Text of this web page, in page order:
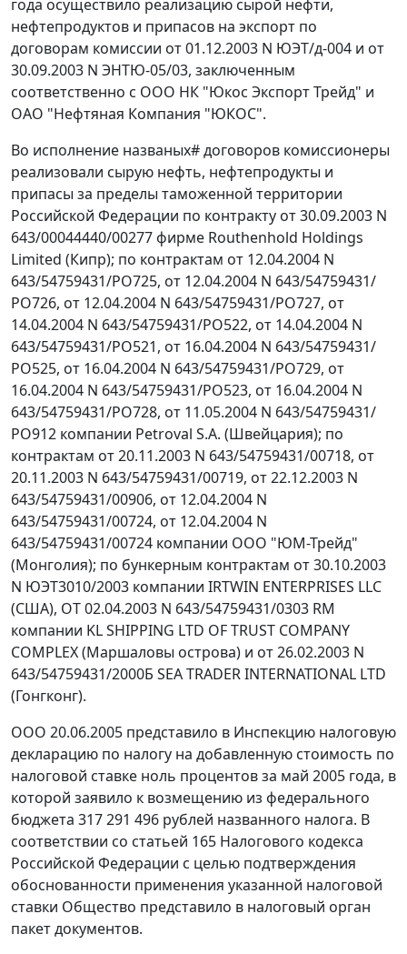
года осуществило реализацию сырой нефти,
нефтепродуктов и припасов на экспорт по
договорам комиссии от 01.12.2003 N ЮЭТ/д-004 и от
30.09.2003 N ЭНТЮ-05/03, заключенным
соответственно с ООО НК "Юкос Экспорт Трейд" и
ОАО "Нефтяная Компания "ЮКОС".
Во исполнение названых#договоров комиссионеры
реализовали сырую нефть, нефтепродукты и
припасы за пределы таможенной территории
Российской Федерации по контракту от 30.09.2003 N
643/00044440/00277 фирме Routhenhold Holdings
Limited (Кипр); по контрактам от 12.04.2004 N
643/54759431/РО725, от 12.04.2004 N 643/54759431/
РО726, от 12.04.2004 N 643/54759431/РО727, от
14.04.2004 N 643/54759431/РО522, от 14.04.2004 N
643/54759431/РО521, от 16.04.2004 N 643/54759431/
РО525, от 16.04.2004 N 643/54759431/РО729, от
16.04.2004 N 643/54759431/РО523, от 16.04.2004 N
643/54759431/РО728, от 11.05.2004 N 643/54759431/
РО912 компании Petroval S.A. (Швейцария); по
контрактам от 20.11.2003 N 643/54759431/00718, от
20.11.2003 N 643/54759431/00719, от 22.12.2003 N
643/54759431/00906, от 12.04.2004 N
643/54759431/00724, от 12.04.2004 N
643/54759431/00724 компании ООО "ЮМ-Трейд"
(Монголия); по бункерным контрактам от 30.10.2003
N ЮЭТ3010/2003 компании IRTWIN ENTERPRISES LLC
(США), ОТ 02.04.2003 N 643/54759431/0303 RM
компании KL SHIPPING LTD OF TRUST COMPANY
COMPLEX (Маршаловы острова) и от 26.02.2003 N
643/54759431/2000Б SEA TRADER INTERNATIONAL LTD
(Гонгконг).
ООО 20.06.2005 представило в Инспекцию налоговую
декларацию по налогу на добавленную стоимость по
налоговой ставке ноль процентов за май 2005 года, в
которой заявило к возмещению из федерального
бюджета 317 291 496 рублей названного налога. В
соответствии со статьей 165 Налогового кодекса
Российской Федерации с целью подтверждения
обоснованности применения указанной налоговой
ставки Общество представило в налоговый орган
пакет документов.